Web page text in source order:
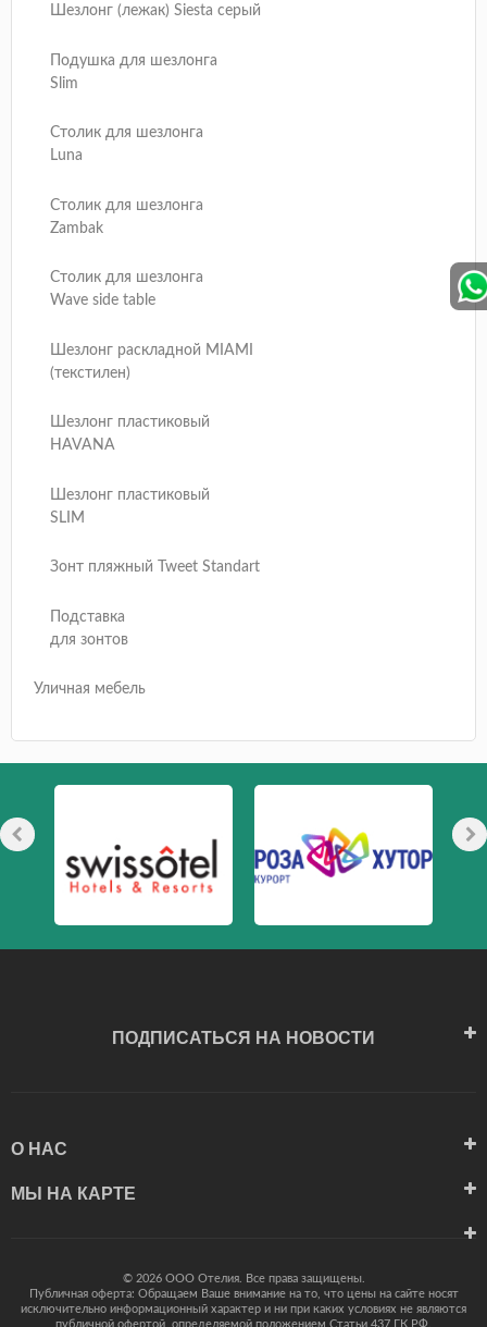
Шезлонг (лежак) Siesta серый
Подушка для шезлонга
Slim
Столик для шезлонга
Luna
Столик для шезлонга
Zambak
Столик для шезлонга
Wave side table
Шезлонг раскладной MIAMI
(текстилен)
Шезлонг пластиковый
HAVANA
Шезлонг пластиковый
SLIM
Зонт пляжный Tweet Standart
Подставка
для зонтов
Уличная мебель
ПОДПИСАТЬСЯ НА НОВОСТИ
О НАС
МЫ НА КАРТЕ
© 2026 ООО Отелия. Все права защищены.
Публичная оферта: Обращаем Ваше внимание на то, что цены на сайте носят
исключительно информационный характер и ни при каких условиях не являются
публичной офертой, определяемой положением Статьи 437 ГК РФ.